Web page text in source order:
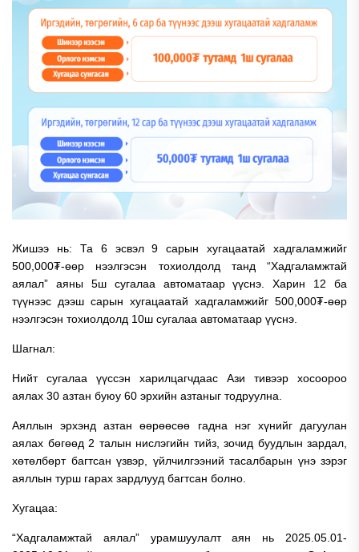
Жишээ нь: Та 6 эсвэл 9 сарын хугацаатай хадгаламжийг
500,000₮-өөр нээлгэсэн тохиолдолд танд “Хадгаламжтай
аялал” аяны 5ш сугалаа автоматаар үүснэ. Харин 12 ба
түүнээс дээш сарын хугацаатай хадгаламжийг 500,000₮-өөр
нээлгэсэн тохиолдолд 10ш сугалаа автоматаар үүснэ.
Шагнал:
Нийт сугалаа үүссэн харилцагчдаас Ази тивээр хосоороо
аялах 30 азтан буюу 60 эрхийн азтаныг тодруулна.
Аяллын эрхэнд азтан өөрөөсөө гадна нэг хүнийг дагуулан
аялах бөгөөд 2 талын нислэгийн тийз, зочид буудлын зардал,
хөтөлбөрт багтсан үзвэр, үйлчилгээний тасалбарын үнэ зэрэг
аяллын турш гарах зардлууд багтсан болно.
Хугацаа:
“Хадгаламжтай аялал” урамшуулалт аян нь 2025.05.01-